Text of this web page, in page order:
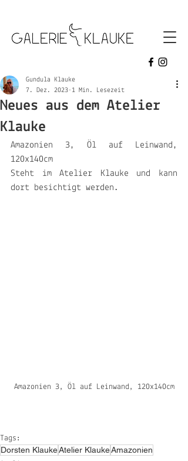
galerie klauke
Neues aus dem Atelier
Klauke
Gundula Klauke
7. Dez. 2023 1 Min. Lesezeit
Amazonien 3, Öl auf Leinwand,
120x140cm
Steht im Atelier Klauke und kann
dort besichtigt werden.
Amazonien 3, Öl auf Leinwand, 120x140cm
Tags:
Dorsten KlaukeAtelier KlaukeAmazonien